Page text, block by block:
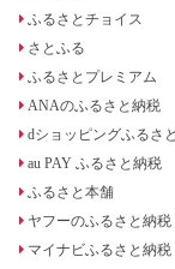
ふるさとチョイス
さとふる
ふるさとプレミアム
ANAのふるさと納税
dショッピングふるさ
au PAY ふるさと納税
ふるさと本舗
ヤフーのふるさと納税
マイナビふるさと納税